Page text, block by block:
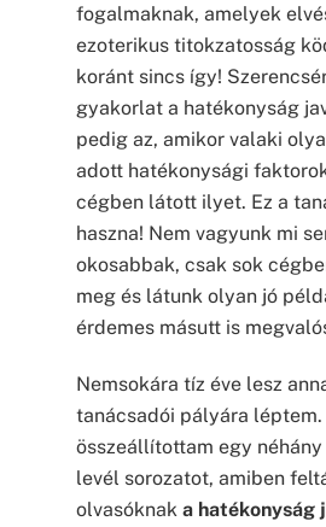
fogalmaknak, amelyek
ezoterikus titokzatosság
koránt sincs így!
gyakorlat a hatékonyság
pedig az, amikor valaki
adott hatékonysági
cégben látott ilyet. Ez a
haszna! Nem vagyunk mi
okosabbak, csak sok
meg és látunk olyan jó
érdemes másutt is
Nemsokára tíz éve lesz
tanácsadói pályára léptem.
összeállítottam egy
levél sorozatot, amiben
olvasóknak a hatékonyság